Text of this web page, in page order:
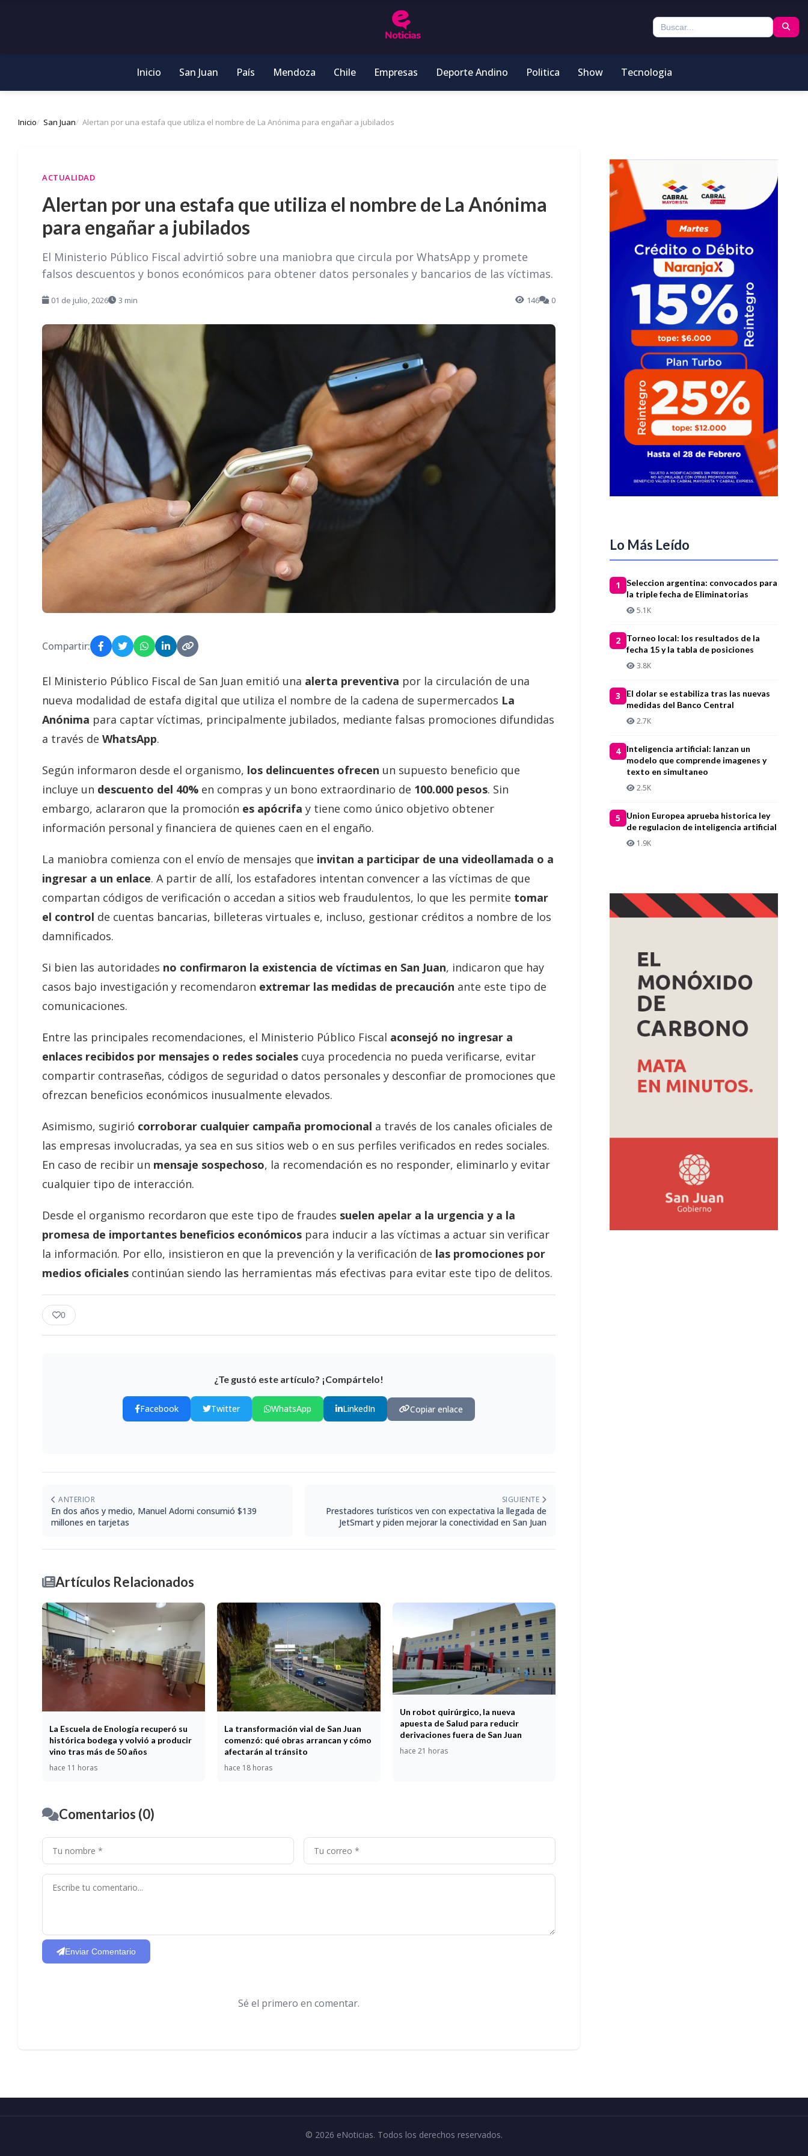
Inicio San Juan País Mendoza Chile Empresas Deporte Andino Politica Show Tecnologia
Inicio San Juan Alertan por una estafa que utiliza el nombre de La Anónima para engañar a jubilados
ACTUALIDAD
Alertan por una estafa que utiliza el nombre de La Anónima
para engañar a jubilados
El Ministerio Público Fiscal advirtió sobre una maniobra que circula por WhatsApp y promete
falsos descuentos y bonos económicos para obtener datos personales y bancarios de las víctimas.
01 de julio, 2026 3 min 146 0
Compartir:
El Ministerio Público Fiscal de San Juan emitió una alerta preventiva por la circulación de una
nueva modalidad de estafa digital que utiliza el nombre de la cadena de supermercados La
Anónima para captar víctimas, principalmente jubilados, mediante falsas promociones difundidas
a través de WhatsApp.
Según informaron desde el organismo, los delincuentes ofrecen un supuesto beneficio que
incluye un descuento del 40% en compras y un bono extraordinario de 100.000 pesos. Sin
embargo, aclararon que la promoción es apócrifa y tiene como único objetivo obtener
información personal y financiera de quienes caen en el engaño.
La maniobra comienza con el envío de mensajes que invitan a participar de una videollamada o a
ingresar a un enlace. A partir de allí, los estafadores intentan convencer a las víctimas de que
compartan códigos de verificación o accedan a sitios web fraudulentos, lo que les permite tomar
el control de cuentas bancarias, billeteras virtuales e, incluso, gestionar créditos a nombre de los
damnificados.
Si bien las autoridades no confirmaron la existencia de víctimas en San Juan, indicaron que hay
casos bajo investigación y recomendaron extremar las medidas de precaución ante este tipo de
comunicaciones.
Entre las principales recomendaciones, el Ministerio Público Fiscal aconsejó no ingresar a
enlaces recibidos por mensajes o redes sociales cuya procedencia no pueda verificarse, evitar
compartir contraseñas, códigos de seguridad o datos personales y desconfiar de promociones que
ofrezcan beneficios económicos inusualmente elevados.
Asimismo, sugirió corroborar cualquier campaña promocional a través de los canales oficiales de
las empresas involucradas, ya sea en sus sitios web o en sus perfiles verificados en redes sociales.
En caso de recibir un mensaje sospechoso, la recomendación es no responder, eliminarlo y evitar
cualquier tipo de interacción.
Desde el organismo recordaron que este tipo de fraudes suelen apelar a la urgencia y a la
promesa de importantes beneficios económicos para inducir a las víctimas a actuar sin verificar
la información. Por ello, insistieron en que la prevención y la verificación de las promociones por
medios oficiales continúan siendo las herramientas más efectivas para evitar este tipo de delitos.
0
¿Te gustó este artículo? ¡Compártelo!
Facebook Twitter WhatsApp LinkedIn Copiar enlace
ANTERIOR
En dos años y medio, Manuel Adorni consumió $139
millones en tarjetas
SIGUIENTE
Prestadores turísticos ven con expectativa la llegada de
JetSmart y piden mejorar la conectividad en San Juan
Artículos Relacionados
La Escuela de Enología recuperó su
histórica bodega y volvió a producir
vino tras más de 50 años
hace 11 horas
La transformación vial de San Juan
comenzó: qué obras arrancan y cómo
afectarán al tránsito
hace 18 horas
Un robot quirúrgico, la nueva
apuesta de Salud para reducir
derivaciones fuera de San Juan
hace 21 horas
Comentarios (0)
Enviar Comentario
Sé el primero en comentar.
Lo Más Leído
1
Seleccion argentina: convocados para
la triple fecha de Eliminatorias
5.1K
2
Torneo local: los resultados de la
fecha 15 y la tabla de posiciones
3.8K
3
El dolar se estabiliza tras las nuevas
medidas del Banco Central
2.7K
4
Inteligencia artificial: lanzan un
modelo que comprende imagenes y
texto en simultaneo
2.5K
5
Union Europea aprueba historica ley
de regulacion de inteligencia artificial
1.9K
© 2026 eNoticias. Todos los derechos reservados.